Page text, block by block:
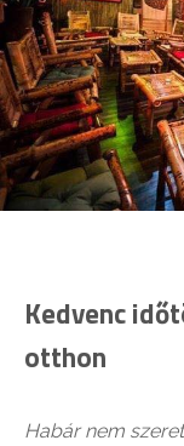
Kedvenc
otthon
Habár nem